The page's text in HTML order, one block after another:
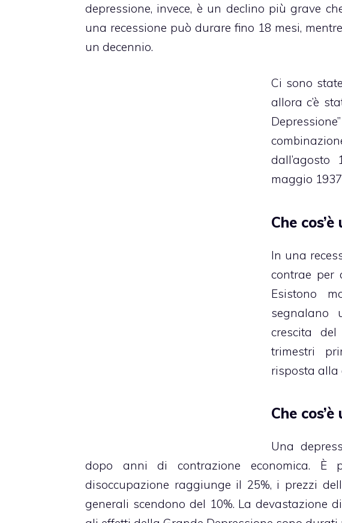
depressione, invece, è un declino più grave
una recessione può durare fino 18 mesi,
un decennio.
Ci sono
allora c’è
maggio
Che
In una
contrae per
Esistono
segnalano
crescita
trimestri
risposta alla
Che
Una
dopo anni di contrazione economica. È
disoccupazione raggiunge il 25%, i prezzi
generali scendono del 10%. La devastazione